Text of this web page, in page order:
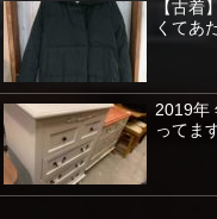
【古着
くてあ
2019年
ってま